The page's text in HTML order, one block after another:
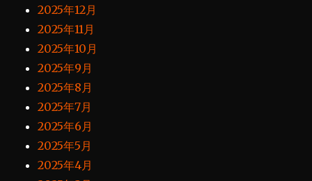
2025年12月
2025年11月
2025年10月
2025年9月
2025年8月
2025年7月
2025年6月
2025年5月
2025年4月